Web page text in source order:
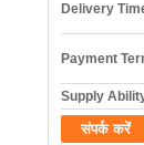
Delivery
Payment
Supply
संपर्क करें